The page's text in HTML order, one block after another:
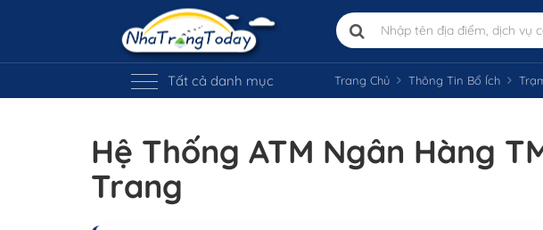
Tất cả danh mục Trang Chủ Thông Tin Bổ Ích
Hệ Thống ATM Ngân Hàng
Trang
Vị trí trên bản đồ